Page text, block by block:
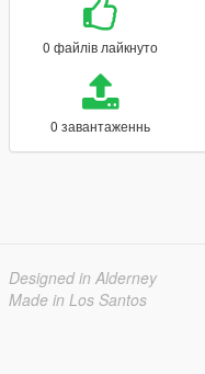
0 файлів лайкнуто
0 завантаженнь
Designed in Alderney
Made in Los Santos